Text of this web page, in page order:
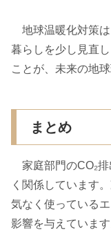
地球温暖化対策は
暮らしを少し見直
ことが、未来の地
まとめ
家庭部門のCO₂排
く関係しています
気なく使っている
影響を与えています